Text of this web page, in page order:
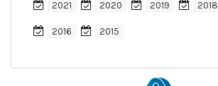
2021 2020 2019 2018
2016 2015